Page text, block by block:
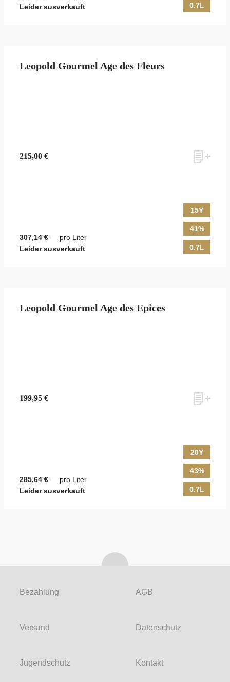
Leider ausverkauft
0.7L
Leopold Gourmel Age des Fleurs
215,00 €
307,14 € — pro Liter
Leider ausverkauft
15Y
41%
0.7L
Leopold Gourmel Age des Epices
199,95 €
285,64 € — pro Liter
Leider ausverkauft
20Y
43%
0.7L
Bezahlung
Versand
AGB
Datenschutz
Jugendschutz Kontakt